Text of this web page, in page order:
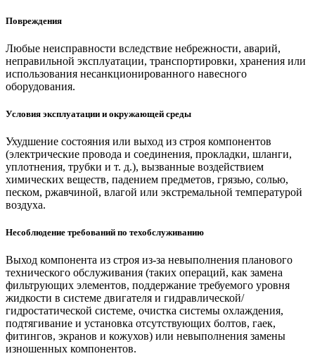
Повреждения
Любые неисправности вследствие небрежности, аварий,
неправильной эксплуатации, транспортировки, хранения или
использования несанкционированного навесного
оборудования.
Условия эксплуатации и окружающей среды
Ухудшение состояния или выход из строя компонентов
(электрические провода и соединения, прокладки, шланги,
уплотнения, трубки и т. д.), вызванные воздействием
химических веществ, падением предметов, грязью, солью,
песком, ржавчиной, влагой или экстремальной температурой
воздуха.
Несоблюдение требований по техобслуживанию
Выход компонента из строя из-за невыполнения планового
технического обслуживания (таких операций, как замена
фильтрующих элементов, поддержание требуемого уровня
жидкости в системе двигателя и гидравлической/
гидростатической системе, очистка системы охлаждения,
подтягивание и установка отсутствующих болтов, гаек,
фитингов, экранов и кожухов) или невыполнения замены
изношенных компонентов.